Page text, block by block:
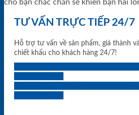
cho bạn chắc chắn sẽ khiến bạn hài
TƯ VẤN TRỰC TIẾP 24/7
Hỗ trợ tư vấn về sản phẩm, giá thành
chiết khấu cho khách hàng 24/7!